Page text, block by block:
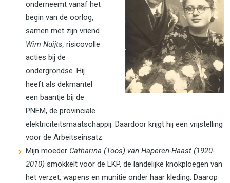
onderneemt vanaf het
begin van de oorlog,
samen met zijn vriend
Wim Nuijts, risicovolle
acties bij de
ondergrondse. Hij
heeft als dekmantel
een baantje bij de
PNEM, de provinciale
elektriciteitsmaatschappij. Daardoor krijgt hij een vrijstelling
voor de Arbeitseinsatz.
Mijn moeder Catharina (Toos) van Haperen-Haast (1920-
2010) smokkelt voor de LKP, de landelijke knokploegen van
het verzet, wapens en munitie onder haar kleding. Daarop